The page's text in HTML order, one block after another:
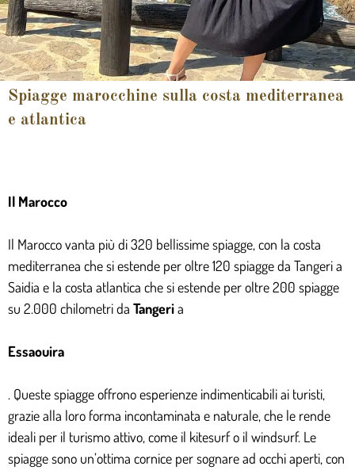
Spiagge marocchine sulla costa mediterranea
e atlantica
Il Marocco
Il Marocco vanta più di 320 bellissime spiagge, con la costa
mediterranea che si estende per oltre 120 spiagge da Tangeri a
Saidia e la costa atlantica che si estende per oltre 200 spiagge
su 2.000 chilometri da Tangeria
Essaouira
. Queste spiagge offrono esperienze indimenticabili ai turisti,
grazie alla loro forma incontaminata e naturale, che le rende
ideali per il turismo attivo, come il kitesurf o il windsurf. Le
spiagge sono un’ottima cornice per sognare ad occhi aperti, con